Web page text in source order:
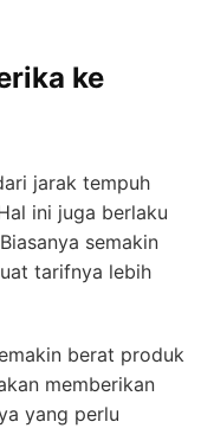
ke
jarak tempuh
ini juga berlaku
semakin
tarifnya lebih
berat produk
memberikan
yang perlu